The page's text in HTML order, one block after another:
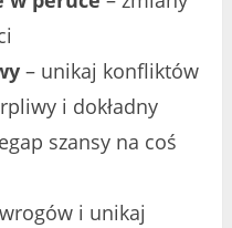
– unikaj konfliktów
i dokładny
szansy na coś
i unikaj